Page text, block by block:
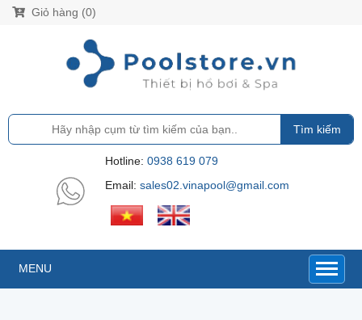
Giỏ hàng (0)
Tìm kiếm
Hotline: 0938 619 079
Email: sales02.vinapool@gmail.com
MENU